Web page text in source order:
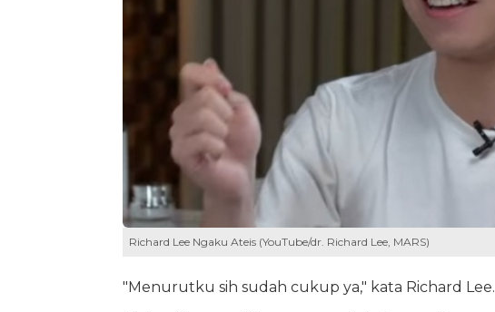
Richard Lee Ngaku Ateis (YouTube/dr. Richard Lee, MARS)
"Menurutku sih sudah cukup ya," kata Richard Lee.